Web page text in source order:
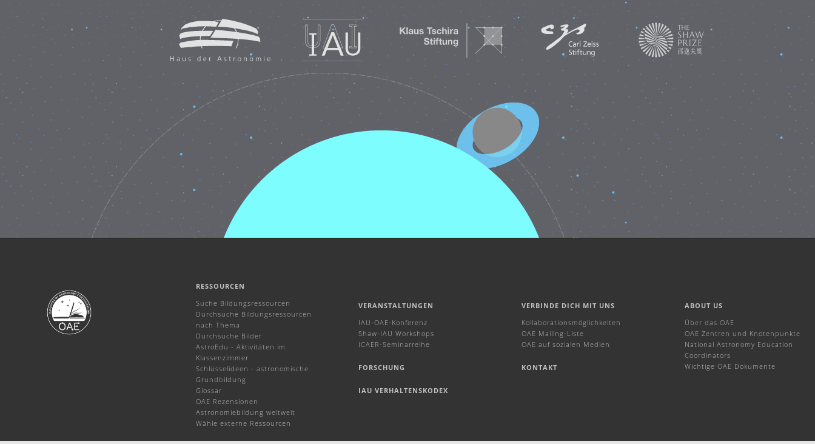
RESSOURCEN
Suche Bildungsressourcen
Durchsuche Bildungsressourcen
nach Thema
Durchsuche Bilder
AstroEdu - Aktivitäten im
Klassenzimmer
Schlüsselideen - astronomische
Grundbildung
Glossar
OAE Rezensionen
Astronomiebildung weltweit
Wähle externe Ressourcen
VERANSTALTUNGEN
IAU-OAE-Konferenz
Shaw-IAU Workshops
ICAER-Seminarreihe
FORSCHUNG
IAU VERHALTENSKODEX
VERBINDE DICH MIT UNS
Kollaborationsmöglichkeiten
OAE Mailing-Liste
OAE auf sozialen Medien
KONTAKT
ABOUT US
Über das OAE
OAE Zentren und Knotenpunkte
National Astronomy Education
Coordinators
Wichtige OAE Dokumente